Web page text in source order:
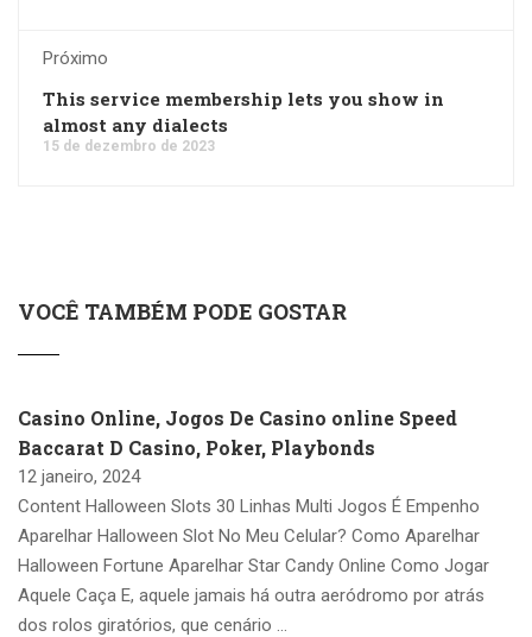
Próximo
This service membership lets you show in
almost any dialects
15 de dezembro de 2023
VOCÊ TAMBÉM PODE GOSTAR
Casino Online, Jogos De Casino online Speed
Baccarat D Casino, Poker, Playbonds
12 janeiro, 2024
Content Halloween Slots 30 Linhas Multi Jogos É Empenho
Aparelhar Halloween Slot No Meu Celular? Como Aparelhar
Halloween Fortune Aparelhar Star Candy Online Como Jogar
Aquele Caça E, aquele jamais há outra aeródromo por atrás
dos rolos giratórios, que cenário …